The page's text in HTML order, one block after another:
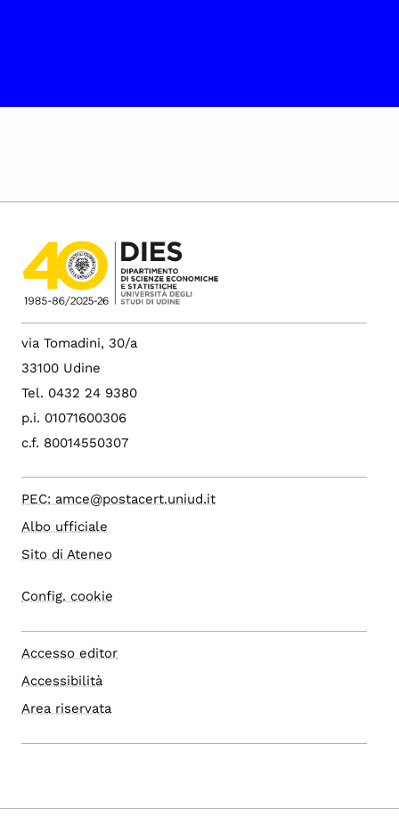
via Tomadini, 30/a
33100 Udine
Tel. 0432 24 9380
p.i. 01071600306
c.f. 80014550307
PEC: amce@postacert.uniud.it
Albo ufficiale
Sito di Ateneo
Config. cookie
Accesso editor
Accessibilità
Area riservata